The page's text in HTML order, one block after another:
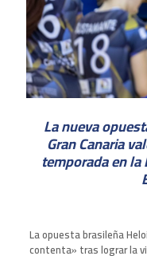
La nueva
Gran Canaria
temporada en
La opuesta brasileña
contenta» tras lograr la